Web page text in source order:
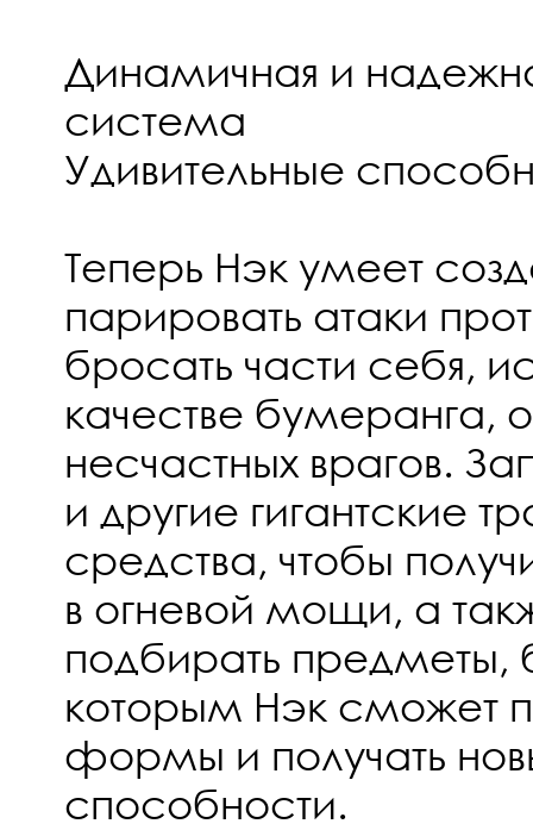
Динамичная и
система
Удивительные
Теперь Нэк умеет
парировать атаки
бросать части себя,
качестве бумеранга,
несчастных врагов.
и другие гигантские
средства, чтобы
в огневой мощи, а
подбирать предметы,
которым Нэк сможет
формы и получать
способности.